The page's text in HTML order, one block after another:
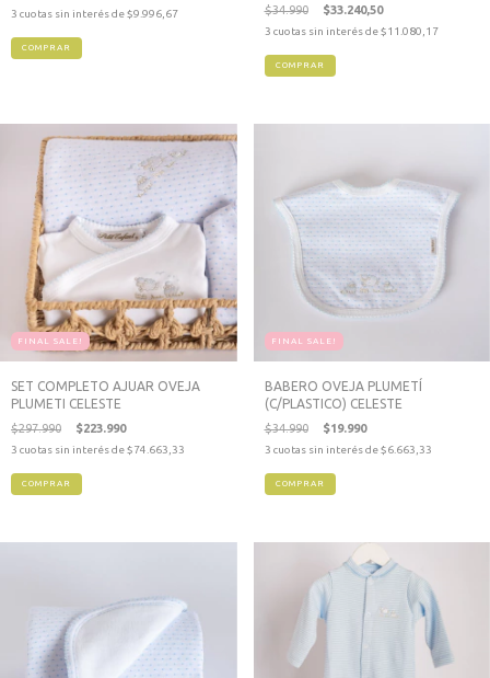
3 cuotas sin interés de$9.996,67 $34.990 $33.240,50
3 cuotas sin interés de$11.080,17
FINAL SALE!
SET COMPLETO AJUAR OVEJA
PLUMETI CELESTE
$297.990 $223.990
3 cuotas sin interés de$74.663,33
COMPRAR
FINAL SALE!
BABERO OVEJA PLUMETÍ
(C/PLASTICO) CELESTE
$34.990 $19.990
3 cuotas sin interés de$6.663,33